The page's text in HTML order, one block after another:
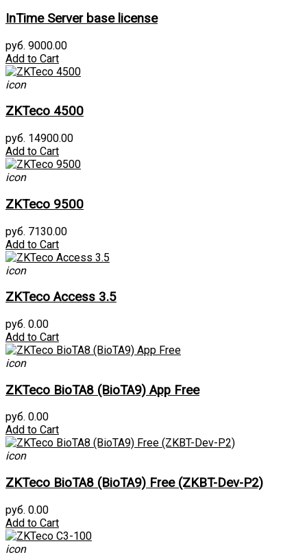
InTime Server base license
руб. 9000.00
Add to Cart
icon
ZKTeco 4500
руб. 14900.00
Add to Cart
icon
ZKTeco 9500
руб. 7130.00
Add to Cart
icon
ZKTeco Access 3.5
руб. 0.00
Add to Cart
icon
ZKTeco BioTA8 (BioTA9) App Free
руб. 0.00
Add to Cart
icon
ZKTeco BioTA8 (BioTA9) Free (ZKBT-Dev-P2)
руб. 0.00
Add to Cart
icon